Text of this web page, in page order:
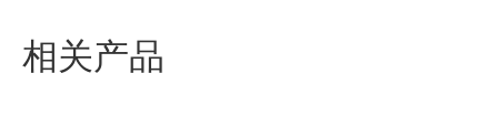
相关产品